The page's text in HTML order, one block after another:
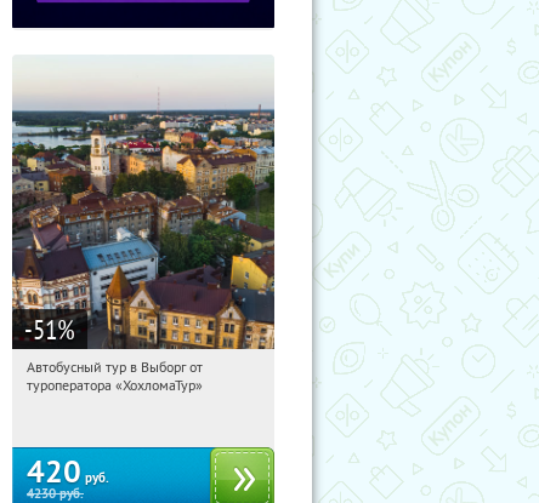
-51%
12:02:16 Купили:
Автобусный тур в Выборг от
туроператора «ХохломаТур»
420 руб.
4230руб.